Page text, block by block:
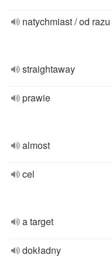
natychmiast / od razu
straightaway
prawie
almost
cel
a target
dokładny